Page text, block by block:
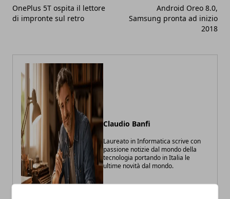
OnePlus 5T ospita il lettore
di impronte sul retro
Android Oreo 8.0,
Samsung pronta ad inizio
2018
Claudio Banfi
Laureato in Informatica scrive con
passione notizie dal mondo della
tecnologia portando in Italia le
ultime novità dal mondo.